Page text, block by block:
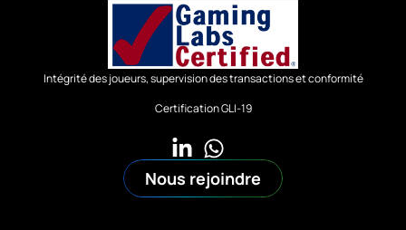
Intégrité des joueurs, supervision des transactions et conformité
Certification GLI-19
Nous rejoindre